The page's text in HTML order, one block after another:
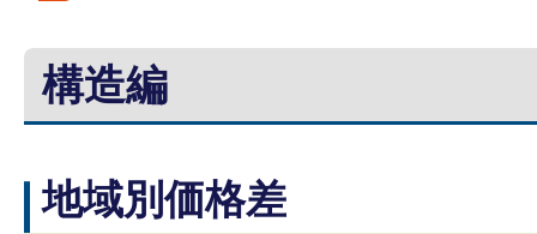
構造編
地域別価格差